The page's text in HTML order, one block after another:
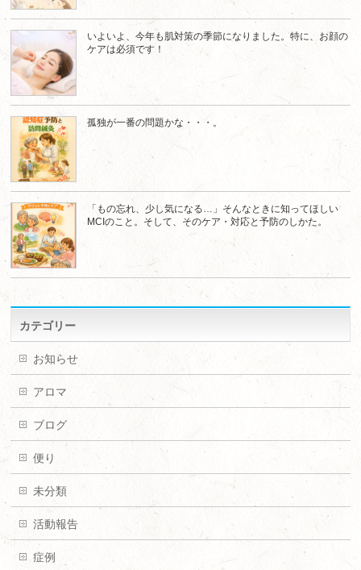
いよいよ、今年も肌対策の季節になりました。特に、お顔の
ケアは必須です！
孤独が一番の問題かな・・・。
「もの忘れ、少し気になる…」そんなときに知ってほしい
MCIのこと。そして、そのケア・対応と予防のしかた。
カテゴリー
お知らせ
アロマ
ブログ
便り
未分類
活動報告
症例